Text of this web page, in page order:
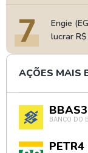
7
Engie
lucrar
AÇÕES MAIS
BBAS3
BANCO DO
PETR4